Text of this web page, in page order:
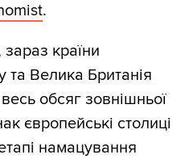
.
країни
Велика Британія
обсяг зовнішньої
європейські столиці
намацування